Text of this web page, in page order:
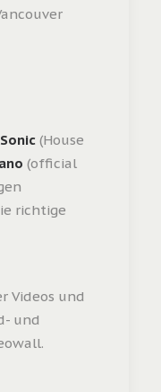
(House
(official
richtige
Videos und
und